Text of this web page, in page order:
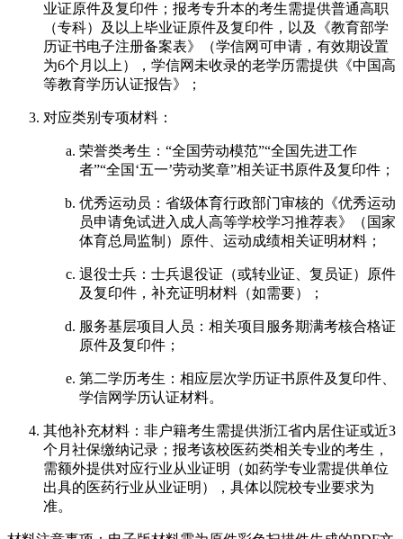
业证原件及复印件；报考专升本的考生需提供普通高职
（专科）及以上毕业证原件及复印件，以及《教育部学
历证书电子注册备案表》（学信网可申请，有效期设置
为6个月以上），学信网未收录的老学历需提供《中国高
等教育学历认证报告》；
对应类别专项材料：
荣誉类考生：“全国劳动模范”“全国先进工作
者”“全国‘五一’劳动奖章”相关证书原件及复印件；
优秀运动员：省级体育行政部门审核的《优秀运动
员申请免试进入成人高等学校学习推荐表》（国家
体育总局监制）原件、运动成绩相关证明材料；
退役士兵：士兵退役证（或转业证、复员证）原件
及复印件，补充证明材料（如需要）；
服务基层项目人员：相关项目服务期满考核合格证
原件及复印件；
第二学历考生：相应层次学历证书原件及复印件、
学信网学历认证材料。
其他补充材料：非户籍考生需提供浙江省内居住证或近3
个月社保缴纳记录；报考该校医药类相关专业的考生，
需额外提供对应行业从业证明（如药学专业需提供单位
出具的医药行业从业证明），具体以院校专业要求为
准。